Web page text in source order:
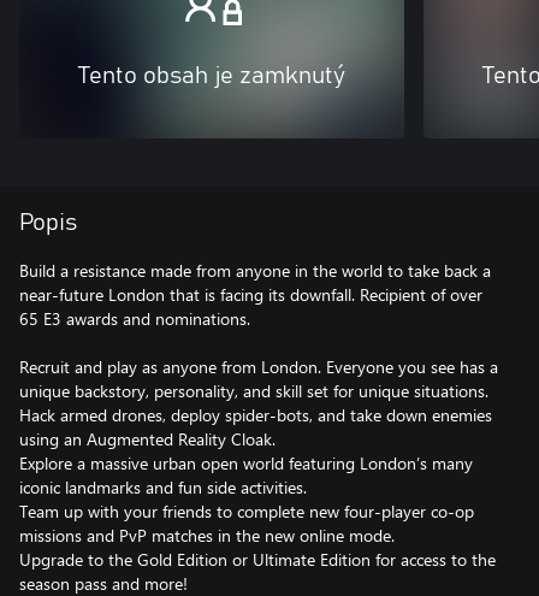
Tento obsah je zamknutý
Popis
Build a resistance made from anyone in the world to take back a
near-future London that is facing its downfall. Recipient of over
65 E3 awards and nominations.
Recruit and play as anyone from London. Everyone you see has a
unique backstory, personality, and skill set for unique situations.
Hack armed drones, deploy spider-bots, and take down enemies
using an Augmented Reality Cloak.
Explore a massive urban open world featuring London’s many
iconic landmarks and fun side activities.
Team up with your friends to complete new four-player co-op
missions and PvP matches in the new online mode.
Upgrade to the Gold Edition or Ultimate Edition for access to the
season pass and more!